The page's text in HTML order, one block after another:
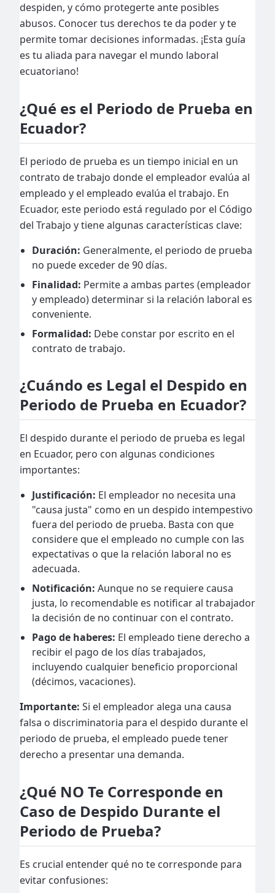
despiden, y cómo protegerte ante posibles
abusos. Conocer tus derechos te da poder y te
permite tomar decisiones informadas. ¡Esta guía
es tu aliada para navegar el mundo laboral
ecuatoriano!
¿Qué es el Periodo de Prueba en
Ecuador?
El periodo de prueba es un tiempo inicial en un
contrato de trabajo donde el empleador evalúa al
empleado y el empleado evalúa el trabajo. En
Ecuador, este periodo está regulado por el Código
del Trabajo y tiene algunas características clave:
Duración: Generalmente, el periodo de prueba
no puede exceder de 90 días.
Finalidad: Permite a ambas partes (empleador
y empleado) determinar si la relación laboral es
conveniente.
Formalidad: Debe constar por escrito en el
contrato de trabajo.
¿Cuándo es Legal el Despido en
Periodo de Prueba en Ecuador?
El despido durante el periodo de prueba es legal
en Ecuador, pero con algunas condiciones
importantes:
Justificación: El empleador no necesita una
"causa justa" como en un despido intempestivo
fuera del periodo de prueba. Basta con que
considere que el empleado no cumple con las
expectativas o que la relación laboral no es
adecuada.
Notificación: Aunque no se requiere causa
justa, lo recomendable es notificar al trabajador
la decisión de no continuar con el contrato.
Pago de haberes: El empleado tiene derecho a
recibir el pago de los días trabajados,
incluyendo cualquier beneficio proporcional
(décimos, vacaciones).
Importante: Si el empleador alega una causa
falsa o discriminatoria para el despido durante el
periodo de prueba, el empleado puede tener
derecho a presentar una demanda.
¿Qué NO Te Corresponde en
Caso de Despido Durante el
Periodo de Prueba?
Es crucial entender qué no te corresponde para
evitar confusiones: